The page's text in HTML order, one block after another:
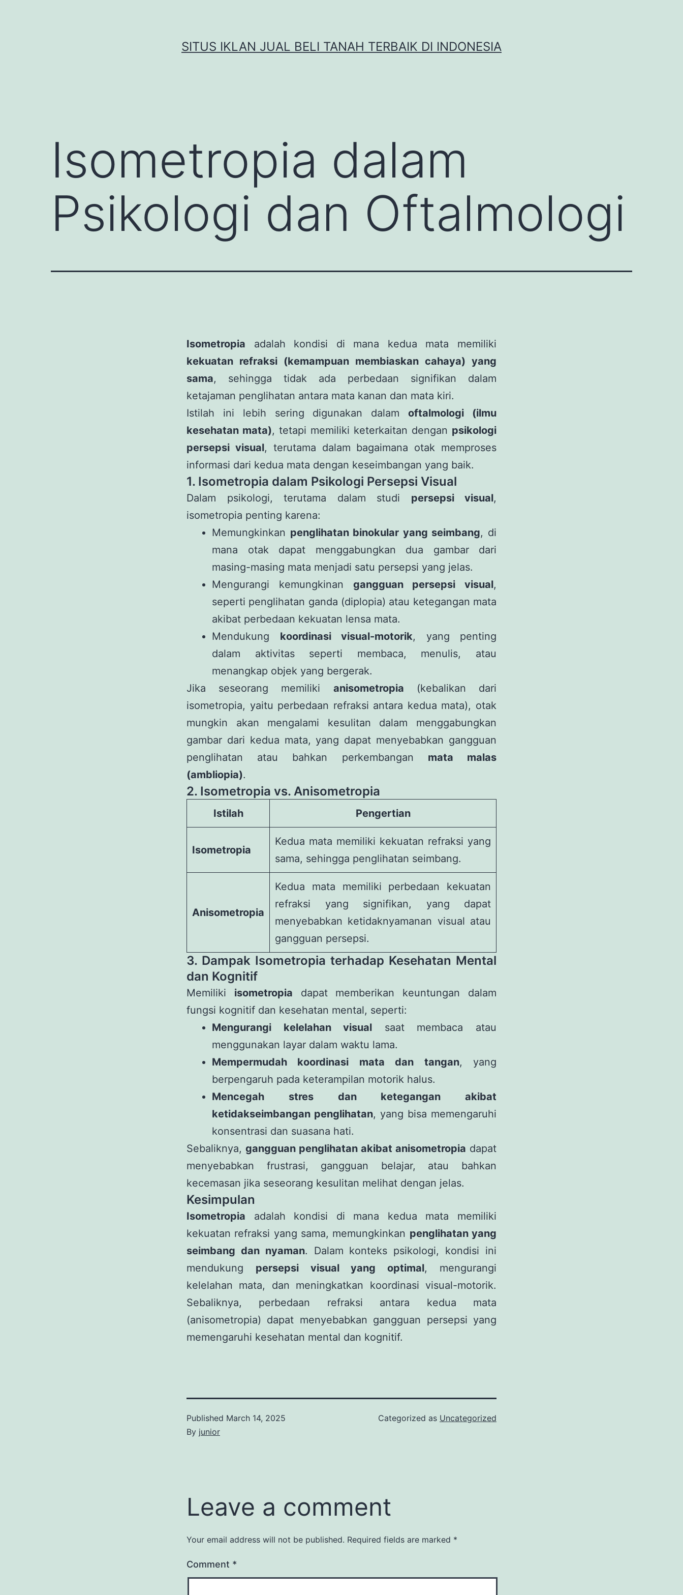
SITUS IKLAN JUAL BELI TANAH TERBAIK DI INDONESIA
Isometropia dalam
Psikologi dan Oftalmologi
Isometropia adalah kondisi di mana kedua mata memiliki
kekuatan refraksi (kemampuan membiaskan cahaya) yang
sama, sehingga tidak ada perbedaan signifikan dalam
ketajaman penglihatan antara mata kanan dan mata kiri.
Istilah ini lebih sering digunakan dalamoftalmologi (ilmu
kesehatan mata), tetapi memiliki keterkaitan dengan psikologi
persepsi visual, terutama dalam bagaimana otak memproses
informasi dari kedua mata dengan keseimbangan yang baik.
1. Isometropia dalam Psikologi Persepsi Visual
Dalam psikologi, terutama dalam studi persepsi visual,
isometropia penting karena:
Memungkinkan penglihatan binokular yang seimbang, di
mana otak dapat menggabungkan dua gambar dari
masing-masing mata menjadi satu persepsi yang jelas.
Mengurangi kemungkinan gangguan persepsi visual,
seperti penglihatan ganda (diplopia) atau ketegangan mata
akibat perbedaan kekuatan lensa mata.
Mendukung koordinasi visual-motorik, yang penting
dalam aktivitas seperti membaca, menulis, atau
menangkap objek yang bergerak.
Jika seseorang memiliki anisometropia (kebalikan dari
isometropia, yaitu perbedaan refraksi antara kedua mata), otak
mungkin akan mengalami kesulitan dalam menggabungkan
gambar dari kedua mata, yang dapat menyebabkan gangguan
penglihatan atau bahkan perkembangan mata malas
(ambliopia).
2. Isometropia vs. Anisometropia
Istilah Pengertian
Isometropia
Kedua mata memiliki kekuatan refraksi yang
sama, sehingga penglihatan seimbang.
Anisometropia
Kedua mata memiliki perbedaan kekuatan
refraksi yang signifikan, yang dapat
menyebabkan ketidaknyamanan visual atau
gangguan persepsi.
3. Dampak Isometropia terhadap Kesehatan Mental
dan Kognitif
Memiliki isometropia dapat memberikan keuntungan dalam
fungsi kognitif dan kesehatan mental, seperti:
Mengurangi kelelahan visual saat membaca atau
menggunakan layar dalam waktu lama.
Mempermudah koordinasi mata dan tangan, yang
berpengaruh pada keterampilan motorik halus.
Mencegah stres dan ketegangan akibat
ketidakseimbangan penglihatan, yang bisa memengaruhi
konsentrasi dan suasana hati.
Sebaliknya, gangguan penglihatan akibat anisometropia dapat
menyebabkan frustrasi, gangguan belajar, atau bahkan
kecemasan jika seseorang kesulitan melihat dengan jelas.
Kesimpulan
Isometropia adalah kondisi di mana kedua mata memiliki
kekuatan refraksi yang sama, memungkinkan penglihatan yang
seimbang dan nyaman. Dalam konteks psikologi, kondisi ini
mendukung persepsi visual yang optimal, mengurangi
kelelahan mata, dan meningkatkan koordinasi visual-motorik.
Sebaliknya, perbedaan refraksi antara kedua mata
(anisometropia) dapat menyebabkan gangguan persepsi yang
memengaruhi kesehatan mental dan kognitif.
Published March 14, 2025
By junior
Categorized as Uncategorized
Leave a comment
Your email address will not be published. Required fields are marked *
Comment *